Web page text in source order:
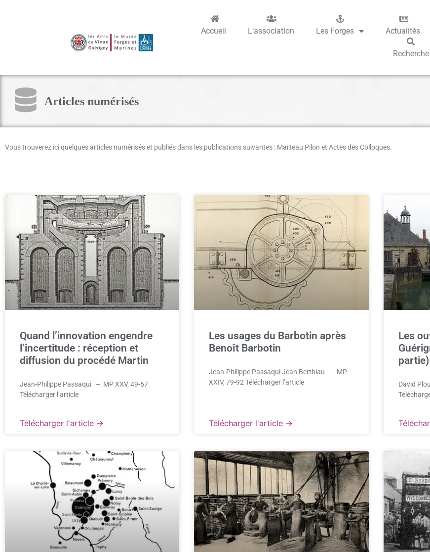
Accueil L’association Les Forges Actualités
Recherche
Articles numérisés
Vous trouverez ici quelques articles numérisés et publiés dans les publications suivantes : Marteau Pilon et Actes des Colloques.
Quand l’innovation engendre
l’incertitude : réception et
diffusion du procédé Martin
Jean-Philippe Passaqui – MP XXV, 49-67
Télécharger l’article
Télécharger l'article →
Les usages du Barbotin après
Benoît Barbotin
Jean-Philippe Passaqui Jean Berthiau – MP
XXIV, 79-92 Télécharger l’article
Télécharger l'article →
Les
partie)
David